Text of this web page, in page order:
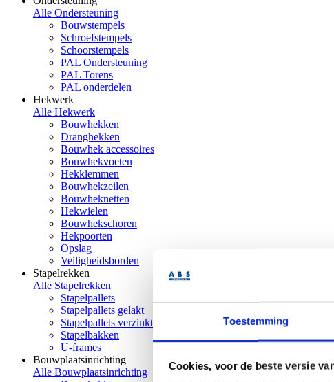
Toestemming
Cookies, voor de beste versie
Alle Ondersteuning
Bouwstempels
Schroefstempels
Schoorstempels
PAL Ondersteuning
PAL Torens
PAL onderdelen
Hekwerk
Alle Hekwerk
Bouwhekken
Dranghekken
Bouwhek accessoires
Bouwhekvoeten
Hekklemmen
Bouwhekzeilen
Bouwheknetten
Hekwielen
Bouwhekschoren
Hekpoorten
Opslag
Veiligheidsborden
Stapelrekken
Alle Stapelrekken
Stapelpallets
Stapelpallets gelakt
Stapelpallets verzinkt
Stapelbakken
U-frames
Bouwplaatsinrichting
Alle Bouwplaatsinrichting